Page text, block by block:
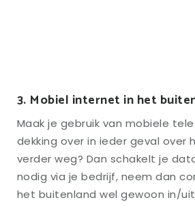
3. Mobiel internet in het
Maak je gebruik van mobiele
dekking over in ieder geval over
verder weg? Dan schakelt je
nodig via je bedrijf, neem dan
het buitenland wel gewoon in/